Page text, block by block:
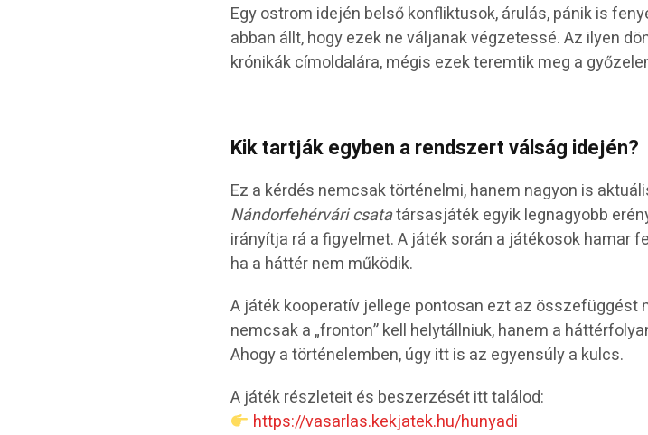
Egy ostrom idején belső konfliktusok, árulás, pánik is
abban állt, hogy ezek ne váljanak végzetessé. Az ilyen
krónikák címoldalára, mégis ezek teremtik meg a
Kik tartják egyben a rendszert válság idején?
Ez a kérdés nemcsak történelmi, hanem nagyon is
Nándorfehérvári csatatársasjáték egyik legnagyobb
irányítja rá a figyelmet. A játék során a játékosok hamar
ha a háttér nem működik.
A játék kooperatív jellege pontosan ezt az összefüggést
nemcsak a „fronton” kell helytállniuk, hanem a
Ahogy a történelemben, úgy itt is az egyensúly a kulcs.
A játék részleteit és beszerzését itt találod:
https://vasarlas.kekjatek.hu/hunyadi